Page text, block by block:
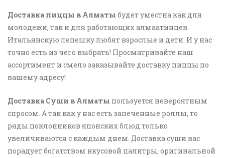
Доставка пиццы в Алматы будет уместна как для
молодежи, так и для работающих алмаатинцев.
Итальянскую лепешку любят взрослые и дети. И у нас
точно есть из чего выбрать! Просматривайте наш
ассортимент и смело заказывайте доставку пиццы по
вашему адресу!
Доставка Суши в Алматы пользуется невероятным
спросом. А так как у нас есть запеченные роллы, то
ряды поклонников японских блюд только
увеличиваются с каждым днем. Доставка суши вас
порадует богатством вкусовой палитры, оригинальной